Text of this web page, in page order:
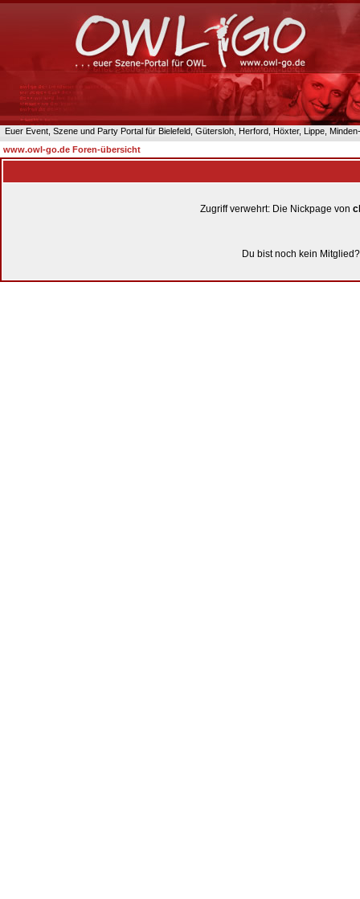
Euer Event, Szene und Party Portal für Bielefeld, Gütersloh, Herford, Höxter, Lippe,
www.owl-go.de Foren-übersicht
Zugriff verwehrt: Die Nickpage von
Du bist noch kein